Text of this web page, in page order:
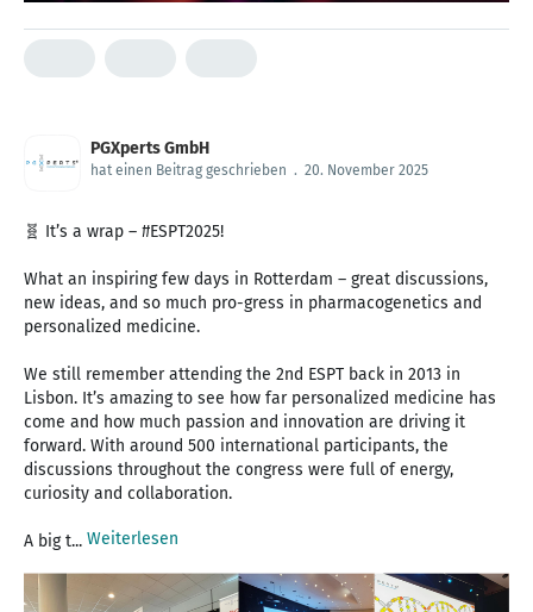
PGXperts GmbH
hat einen Beitrag geschrieben . 20. November 2025
🧬 It’s a wrap – #ESPT2025!
What an inspiring few days in Rotterdam – great discussions,
new ideas, and so much pro-gress in pharmacogenetics and
personalized medicine.
We still remember attending the 2nd ESPT back in 2013 in
Lisbon. It’s amazing to see how far personalized medicine has
come and how much passion and innovation are driving it
forward. With around 500 international participants, the
discussions throughout the congress were full of energy,
curiosity and collaboration.
A big t... Weiterlesen